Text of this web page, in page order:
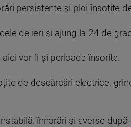
persistente și ploi însoțite
de ieri și ajung la 24 de
vor fi și perioade însorite.
de descărcări electrice,
înnorări și averse